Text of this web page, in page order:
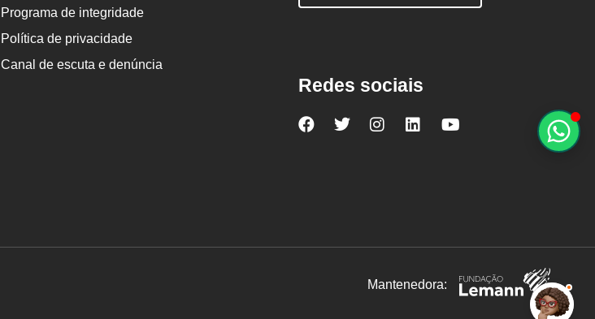
Programa de integridade
Política de privacidade
Canal de escuta e denúncia
Redes sociais
NovaNova Nova NovaNova
Mantenedora: